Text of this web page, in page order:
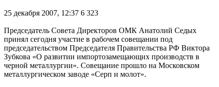
25 декабря 2007, 12:37 6 323
Председатель Совета Директоров ОМК Анатолий Седых
принял сегодня участие в рабочем совещании под
председательством Председателя Правительства РФ Виктора
Зубкова «О развитии импортозамещающих производств в
черной металлургии». Совещание прошло на Московском
металлургическом заводе «Серп и молот».